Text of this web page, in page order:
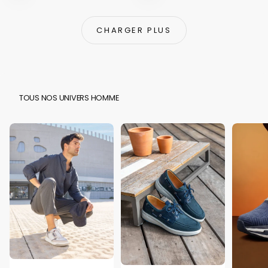
CHARGER PLUS
TOUS NOS UNIVERS HOMME